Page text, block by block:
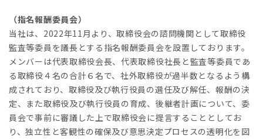
（指名報酬委員会）
当社は、2022年11月より、取締役会の諮問機関として取締役
監査等委員を議長とする指名報酬委員会を設置しております。
メンバーは代表取締役会長、代表取締役社長と監査等委員であ
る取締役４名の合計６名で、社外取締役が過半数となるよう構
成されており、取締役及び執行役員の選任及び解任、報酬の決
定、また取締役及び執行役員の育成、後継者計画について、委
員会で事前に審議した上で取締役会に提言することとしてお
り、独立性と客観性の確保及び意思決定プロセスの透明化を図